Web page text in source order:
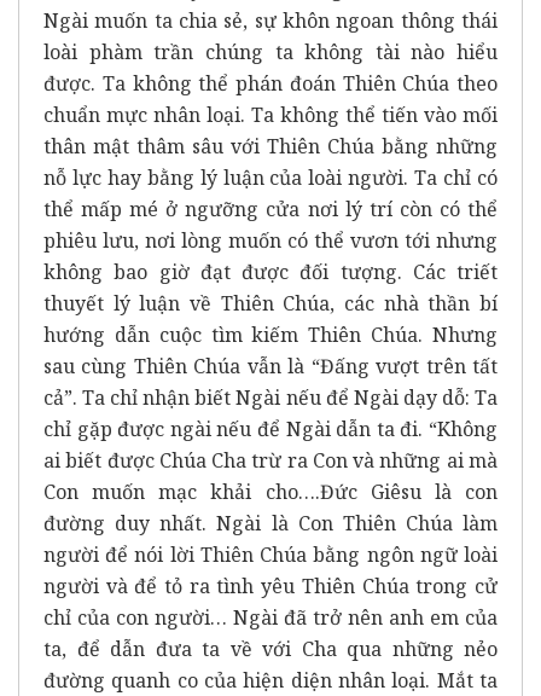
Ngài muốn ta chia sẻ, sự khôn ngoan thông thái
loài phàm trần chúng ta không tài nào hiểu
được. Ta không thể phán đoán Thiên Chúa theo
chuẩn mực nhân loại. Ta không thể tiến vào mối
thân mật thâm sâu với Thiên Chúa bằng những
nỗ lực hay bằng lý luận của loài người. Ta chỉ có
thể mấp mé ở ngưỡng cửa nơi lý trí còn có thể
phiêu lưu, nơi lòng muốn có thể vươn tới nhưng
không bao giờ đạt được đối tượng. Các triết
thuyết lý luận về Thiên Chúa, các nhà thần bí
hướng dẫn cuộc tìm kiếm Thiên Chúa. Nhưng
sau cùng Thiên Chúa vẫn là “Đấng vượt trên tất
cả”. Ta chỉ nhận biết Ngài nếu để Ngài dạy dỗ: Ta
chỉ gặp được ngài nếu để Ngài dẫn ta đi. “Không
ai biết được Chúa Cha trừ ra Con và những ai mà
Con muốn mạc khải cho….Đức Giêsu là con
đường duy nhất. Ngài là Con Thiên Chúa làm
người để nói lời Thiên Chúa bằng ngôn ngữ loài
người và để tỏ ra tình yêu Thiên Chúa trong cử
chỉ của con người… Ngài đã trở nên anh em của
ta, để dẫn đưa ta về với Cha qua những nẻo
đường quanh co của hiện diện nhân loại. Mắt ta